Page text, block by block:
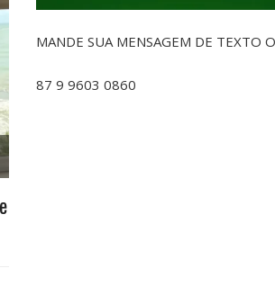
MANDE SUA MENSAGEM DE TEXTO
87 9 9603 0860